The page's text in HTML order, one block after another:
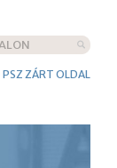
PSZ ZÁRT OLDAL